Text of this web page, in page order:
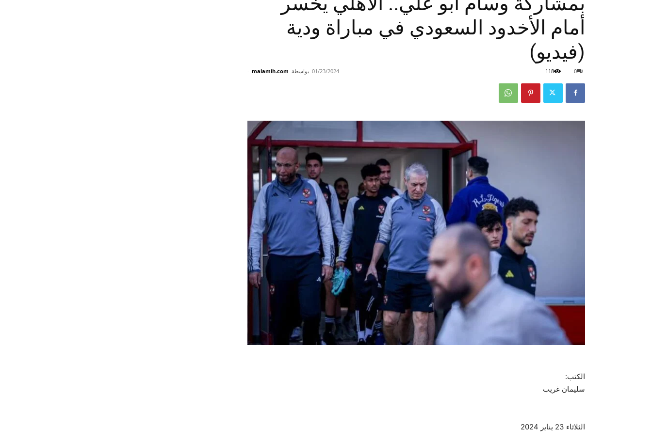
أمام الأخدود السعودي في مباراة ودية
(فيديو)
بواسطة malamih.com
- 01/23/2024 0
118
الكتب:
سليمان غريب
الثلاثاء 23 يناير 2024